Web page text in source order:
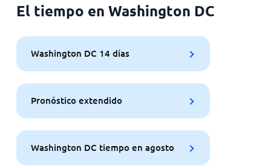
El tiempo en Washington DC
Washington DC 14 días
Pronóstico extendido
Washington DC tiempo en agosto